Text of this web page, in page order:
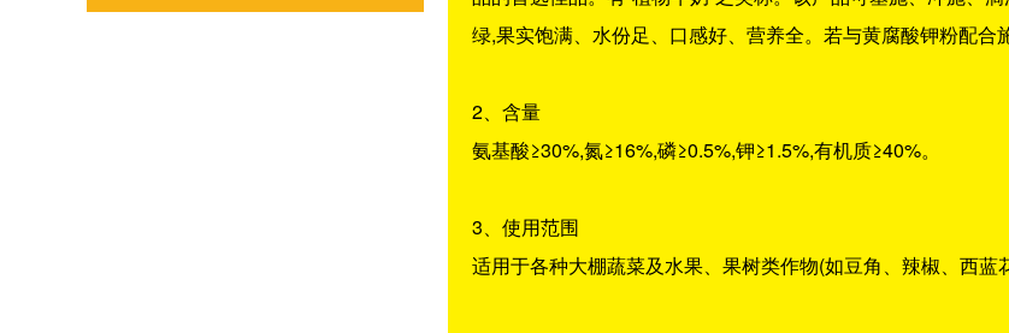
绿,果实饱满、水份足、口感好、营养全。若与黄腐酸钾粉配合
2、含量
氨基酸≥30%,氮≥16%,磷≥0.5%,钾≥1.5%,有机质≥40%。
3、使用范围
适用于各种大棚蔬菜及水果、果树类作物(如豆角、辣椒、西